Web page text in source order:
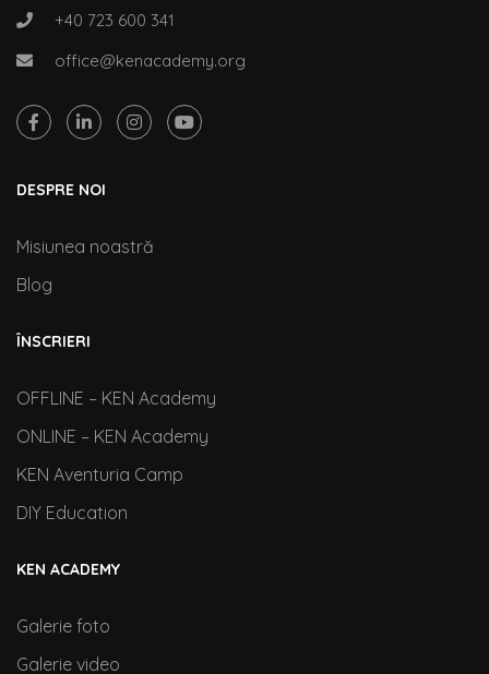
+40 723 600 341
office@kenacademy.org
DESPRE NOI
Misiunea noastră
Blog
ÎNSCRIERI
OFFLINE – KEN Academy
ONLINE – KEN Academy
KEN Aventuria Camp
DIY Education
KEN ACADEMY
Galerie foto
Galerie video